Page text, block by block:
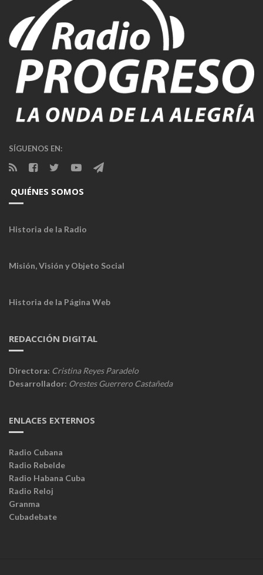
SÍGUENOS EN:
QUIÉNES SOMOS
Historia de la Radio
Misión, Visión y Objeto Social
Historia de la Página Web
REDACCIÓN DIGITAL
Directora: Cristina Reyes Paradelo
Desarrollador: Orestes Guerrero Castañeda
ENLACES EXTERNOS
Radio Cubana
Radio Rebelde
Radio Habana Cuba
Radio Reloj
Granma
Cubadebate